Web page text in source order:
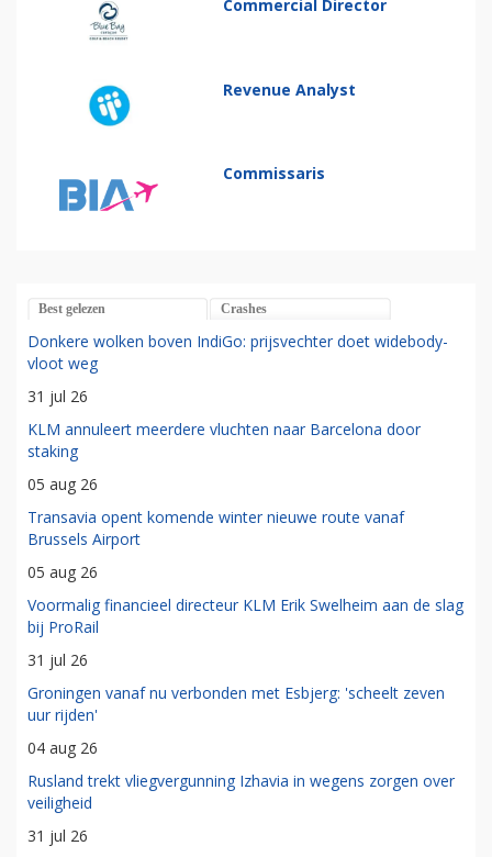
Commercial Director
Revenue Analyst
Commissaris
Best gelezen Crashes
Donkere wolken boven IndiGo: prijsvechter doet widebody-
vloot weg
31 jul 26
KLM annuleert meerdere vluchten naar Barcelona door
staking
05 aug 26
Transavia opent komende winter nieuwe route vanaf
Brussels Airport
05 aug 26
Voormalig financieel directeur KLM Erik Swelheim aan de slag
bij ProRail
31 jul 26
Groningen vanaf nu verbonden met Esbjerg: 'scheelt zeven
uur rijden'
04 aug 26
Rusland trekt vliegvergunning Izhavia in wegens zorgen over
veiligheid
31 jul 26